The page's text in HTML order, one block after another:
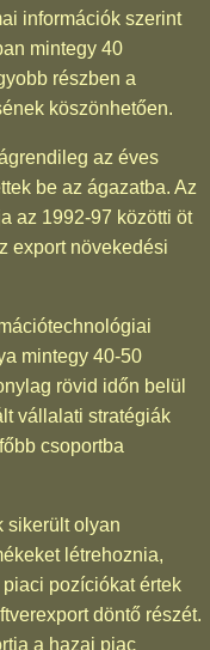
információk szerint
mintegy 40
részben a
köszönhetően.
az éves
be az ágazatba. Az
az 1992-97 közötti öt
export növekedési
mintegy 40-50
rövid időn belül
vállalati stratégiák
csoportba
sikerült olyan
létrehoznia,
pozíciókat értek
döntő részét.
a hazai piac